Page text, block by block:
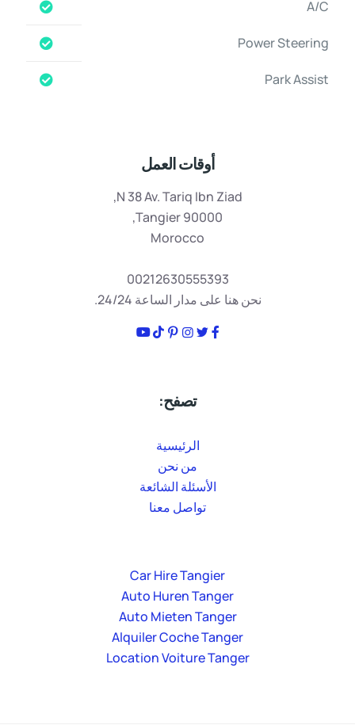
A/C
Power Steering
Park Assist
أوقات العمل
N 38 Av. Tariq Ibn Ziad,
Tangier 90000,
Morocco
00212630555393
نحن هنا على مدار الساعة 24/24.
تصفح:
الرئيسية
من نحن
الأسئلة الشائعة
تواصل معنا
Car Hire Tangier
Auto Huren Tanger
Auto Mieten Tanger
Alquiler Coche Tanger
Location Voiture Tanger